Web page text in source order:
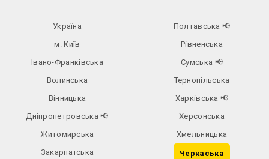
Україна
м. Київ
Івано-Франківська
Волинська
Вінницька
Дніпропетровська📢
Житомирська
Закарпатська
Полтавська 📢
Рівненська
Сумська 📢
Тернопільська
Харківська 📢
Херсонська
Хмельницька
Черкаська